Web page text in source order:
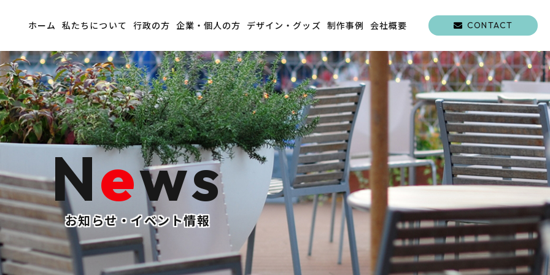
ホーム 私たちについて 行政の方 企業・個人の方 デザイン・グッズ 制作事例 会社概要 CONTACT
News
お知らせ・イベント情報